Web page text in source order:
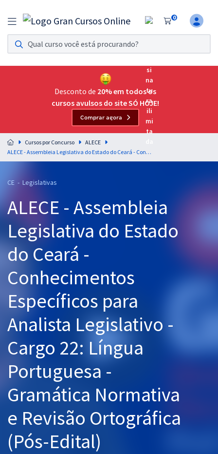
0
Assinatura Ilimitada 11
Acesso a todos os cursos. Teste grátis por 7 dias!
Assinatura OAB Até Passar
Acesso ilimitado a toda preparação para o Exame da
Residências Multiprofissionais
Preparação completa e intensiva para as principais
residências em saúde do Brasil
Cursos 20% OFF
Pós
Graduação
OAB
Questões grátis
Aprovados
Desconto de 20% em todos os
cursos avulsos do site SÓ HOJE!
Comprar agora
Cursos por Concurso
ALECE
ALECE - Assembleia Legislativa do Estado do Ceará - Conhecimentos Específicos para Analista Legislativo - Cargo 22: Língua Portuguesa - Gramática Normativa e Revisão Ortográfica (Pós-Edital)
CE - Legislativas
ALECE - Assembleia
Legislativa do Estado
do Ceará -
Conhecimentos
Específicos para
Analista Legislativo -
Cargo 22: Língua
Portuguesa -
Gramática Normativa
e Revisão Ortográfica
(Pós-Edital)